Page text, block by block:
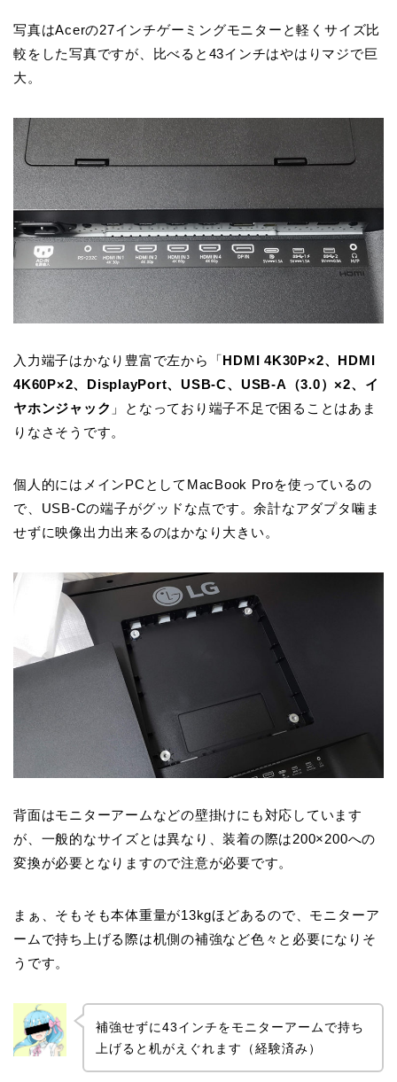
写真はAcerの27インチゲーミングモニターと軽くサイズ比
較をした写真ですが、比べると43インチはやはりマジで巨
大。
入力端子はかなり豊富で左から「HDMI 4K30P×2、HDMI
4K60P×2、DisplayPort、USB-C、USB-A（3.0）×2、イ
ヤホンジャック 」となっており端子不足で困ることはあま
りなさそうです。
個人的にはメインPCとしてMacBook Proを使っているの
で、USB-Cの端子がグッドな点です。余計なアダプタ噛ま
せずに映像出力出来るのはかなり大きい。
背面はモニターアームなどの壁掛けにも対応しています
が、一般的なサイズとは異なり、装着の際は200×200への
変換が必要となりますので注意が必要です。
まぁ、そもそも本体重量が13kgほどあるので、モニターア
ームで持ち上げる際は机側の補強など色々と必要になりそ
うです。
補強せずに43インチをモニターアームで持ち
上げると机がえぐれます（経験済み）